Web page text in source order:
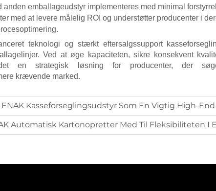
emballageudstyr implementeres med minimal
med at levere målelig ROI og understøtter producenter i
teknologi og stærkt eftersalgssupport
Ved at øge kapaciteten, sikre konsekvent
en strategisk løsning for producenter, der
krævende marked.
Som En Vigtig High-End Emballageløsning Af
Automatisk Kartonopretter Med Til Fleksibiliteten I